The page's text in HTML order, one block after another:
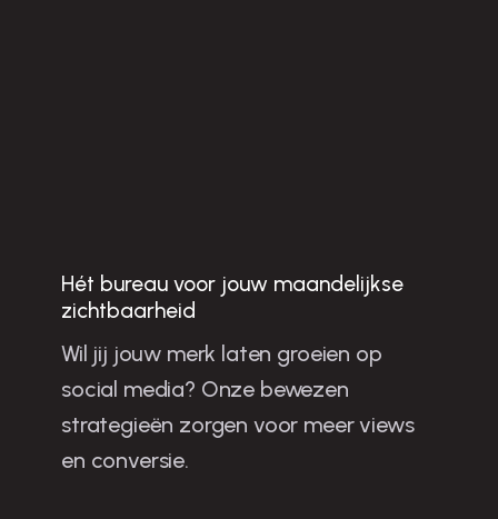
Jo
u
w
b
u
sin
e
ss
la
te
n
g
ro
e
ie
n
m
e
t sh
o
rt-fo
rm
o
n
te
n
t in
ijm
e
g
e
n
Hét bureau voor jouw maandelijkse
zichtbaarheid
Wil jij jouw merk laten groeien op
social media? Onze bewezen
strategieën zorgen voor meer views
en conversie.